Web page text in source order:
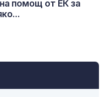
помощ от ЕК за